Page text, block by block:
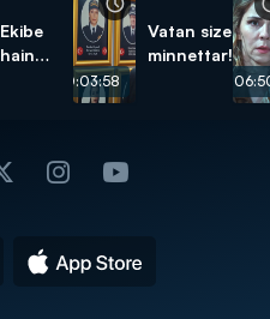
Ekibe
hain
00:03:58
Vatan size
minnettar!